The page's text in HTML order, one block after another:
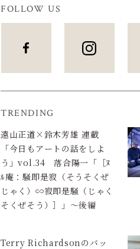
FOLLOW US
TRENDING
遠山正道×鈴木芳雄 連載
「今日もアートの話をしよ
う」vol.34 落合陽一「［ﾇ
ﾙ庵：騒即是寂（そうそくぜ
じゃく）∽寂即是騒（じゃく
そくぜそう）］」〜後編
Terry Richardsonのバッ